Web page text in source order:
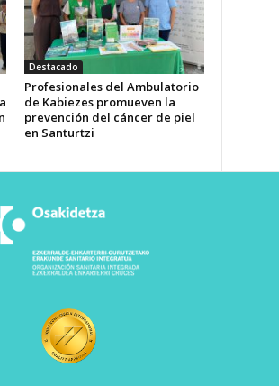
Destacado
Profesionales del Ambulatorio
de Kabiezes promueven la
prevención del cáncer de piel
en Santurtzi